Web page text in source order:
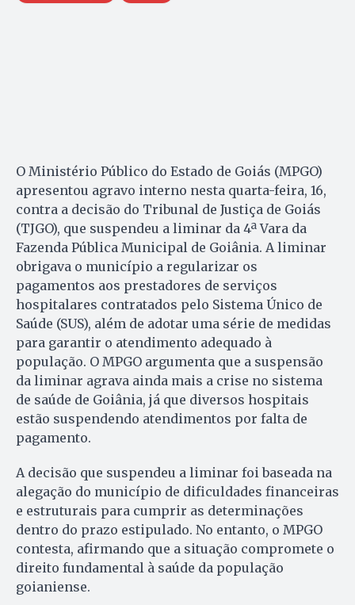
O Ministério Público do Estado de Goiás (MPGO)
apresentou agravo interno nesta quarta-feira, 16,
contra a decisão do Tribunal de Justiça de Goiás
(TJGO), que suspendeu a liminar da 4ª Vara da
Fazenda Pública Municipal de Goiânia. A liminar
obrigava o município a regularizar os
pagamentos aos prestadores de serviços
hospitalares contratados pelo Sistema Único de
Saúde (SUS), além de adotar uma série de medidas
para garantir o atendimento adequado à
população. O MPGO argumenta que a suspensão
da liminar agrava ainda mais a crise no sistema
de saúde de Goiânia, já que diversos hospitais
estão suspendendo atendimentos por falta de
pagamento.
A decisão que suspendeu a liminar foi baseada na
alegação do município de dificuldades financeiras
e estruturais para cumprir as determinações
dentro do prazo estipulado. No entanto, o MPGO
contesta, afirmando que a situação compromete o
direito fundamental à saúde da população
goianiense.